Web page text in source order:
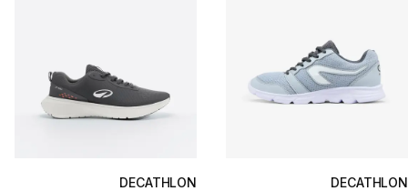
DECATHLON
DECATHLON